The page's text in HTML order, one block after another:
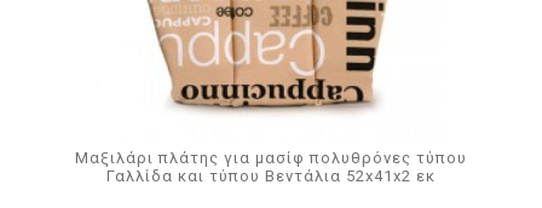
Μαξιλάρι πλάτης για μασίφ πολυθρόνες τύπου
Γαλλίδα και τύπου Βεντάλια 52x41x2 εκ